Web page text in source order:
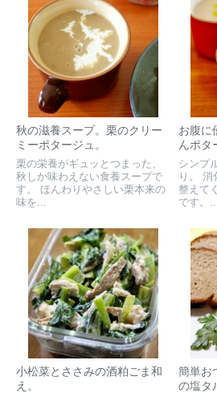
秋の滋養スープ。栗のクリー
ミーポタージュ。
栗の栄養がギュッとつまった、
秋しか味わえない食養スープで
す。 ほんわりやさしい栗本来の
味を...
お腹に
んポタ
シンプ
り。 消
整えて
です。...
小松菜とささみの酒粕ごま和
え。
簡単お
の塩タ